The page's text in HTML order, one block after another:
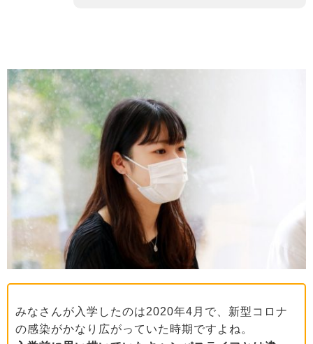
みなさんが入学したのは2020年4月で、新型コロナ
の感染がかなり広がっていた時期ですよね。